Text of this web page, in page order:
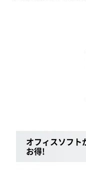
オフィスソフト
お得!